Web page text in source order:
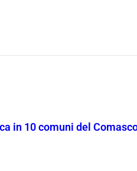
in 10 comuni del